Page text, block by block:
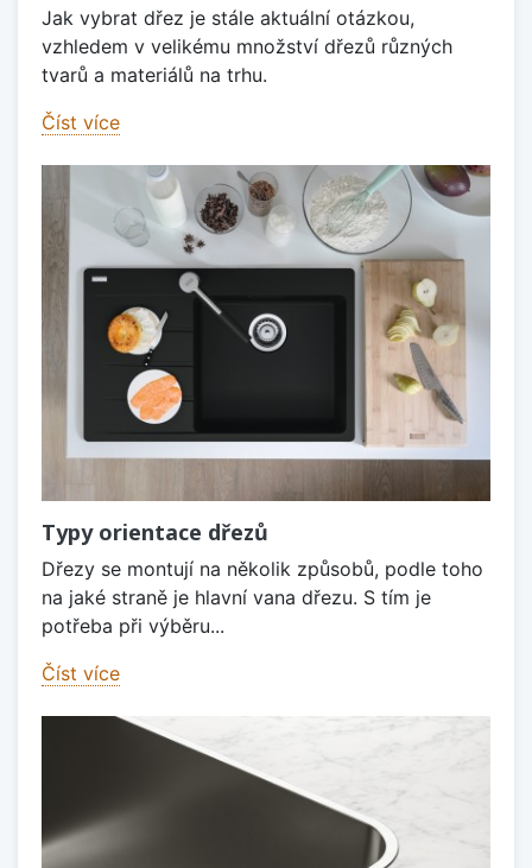
Jak vybrat dřez je stále aktuální otázkou,
vzhledem v velikému množství dřezů různých
tvarů a materiálů na trhu.
Číst více
Typy orientace dřezů
Dřezy se montují na několik způsobů, podle toho
na jaké straně je hlavní vana dřezu. S tím je
potřeba při výběru...
Číst více